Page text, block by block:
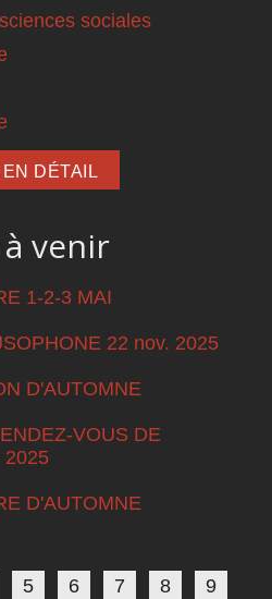
sociales
DÉTAIL
venir
1-2-3 MAI
22 nov. 2025
D'AUTOMNE
VOUS DE
2025
D'AUTOMNE
5 6 7 8 9